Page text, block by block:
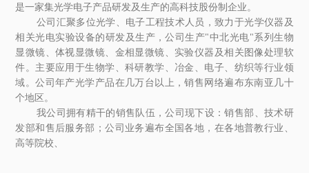
是一家集光学电子产品研发及生产的高科技股份制企业。
公司汇聚多位光学、电子工程技术人员，致力于光学仪器及
相关光电实验设备的研发及生产，公司生产"中北光电"系列生物
显微镜、体视显微镜、金相显微镜、实验仪器及相关图像处理软
件。主要应用于生物学、科研教学、冶金、电子、纺织等行业领
域。公司年产光学产品在几万台以上，销售网络遍布东南亚几十
个地区。
我公司拥有精干的销售队伍，公司现下设：销售部、技术研
发部和售后服务部；公司业务遍布全国各地，在各地普教行业、
高等院校、